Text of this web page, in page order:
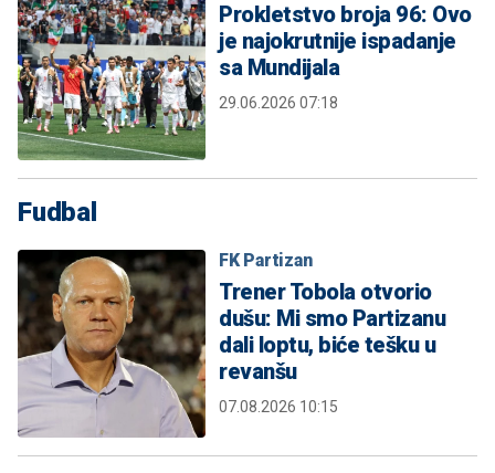
Prokletstvo broja 96: Ovo
je najokrutnije ispadanje
sa Mundijala
29.06.2026 07:18
Fudbal
FK Partizan
Trener Tobola otvorio
dušu: Mi smo Partizanu
dali loptu, biće tešku u
revanšu
07.08.2026 10:15